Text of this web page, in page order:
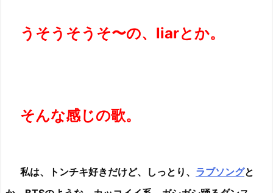
うそうそうそ〜の、liarとか。
そんな感じの歌。
私は、トンチキ好きだけど、しっとり、 ラブソングと